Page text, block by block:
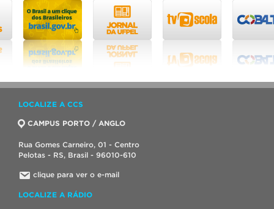
LOCALIZE A CCS
CAMPUS PORTO / ANGLO
Rua Gomes Carneiro, 01 - Centro
Pelotas - RS, Brasil - 96010-610
clique para ver o e-mail
LOCALIZE A RÁDIO